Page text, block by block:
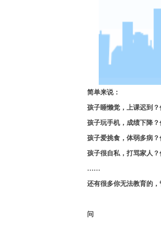
简单来说：
孩子睡懒觉，上课迟到？
孩子玩手机，成绩下降？
孩子爱挑食，体弱多病？
孩子很自私，打骂家人？
……
还有很多你无法教育的，
问